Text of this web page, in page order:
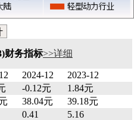
财务指标>>详细
2024-12
2023-12
-0.12元
1.84元
38.04元
39.18元
0.41
5.16